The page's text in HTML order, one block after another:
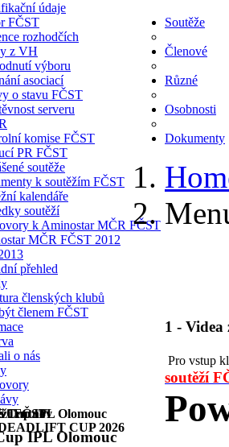
údaje
FČST
rozhodčích
z VH
výboru
asociací
o stavu FČST
serveru
komise FČST
PR FČST
Soutěže
soutěže
k soutěžím FČST
kalendáře
soutěží
k Aminostar MČR FČST
MČR FČST 2012
Členové
přehled
členských klubů
členem FČST
Různé
Osobnosti
o nás
Dokumenty
FČST
Cup IPL Olomouc
Trutnov
CUP 2026
1 - Videa
Pro vstup
soutěží
IPL Olomouc